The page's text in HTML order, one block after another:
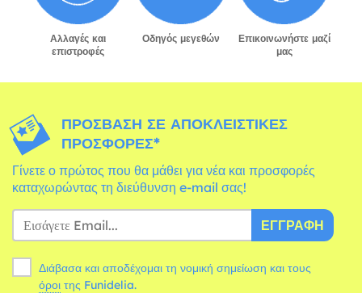
Αλλαγές και
επιστροφές
Οδηγός μεγεθών
Επικοινωνήστε μαζί
μας
ΠΡΌΣΒΑΣΗ ΣΕ ΑΠΟΚΛΕΙΣΤΙΚΈΣ
ΠΡΟΣΦΟΡΈΣ*
Γίνετε ο πρώτος που θα μάθει για νέα και προσφορές
καταχωρώντας τη διεύθυνση e-mail σας!
ΕΓΓΡΑΦΉ
Διάβασα και αποδέχομαι τη νομική σημείωση και τους
όροι της Funidelia.